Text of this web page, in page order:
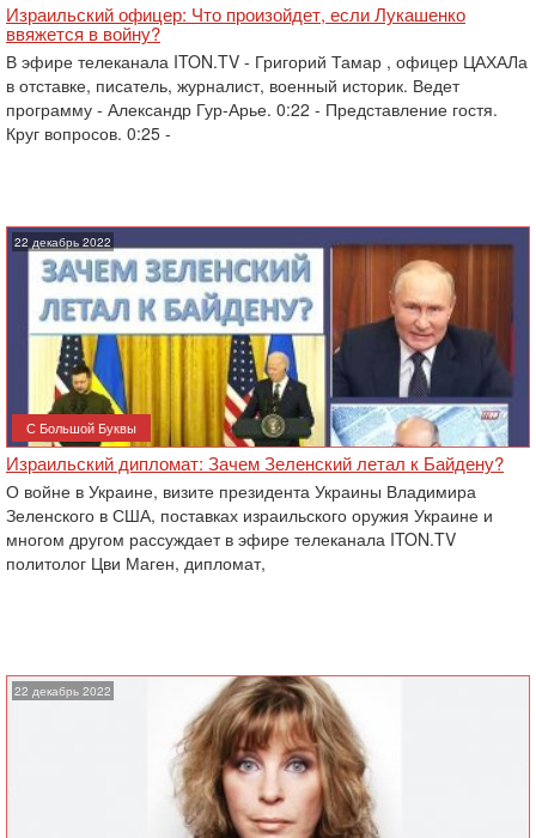
Израильский офицер: Что произойдет, если Лукашенко
ввяжется в войну?
В эфире телеканала ITON.TV - Григорий Тамар , офицер ЦАХАЛа
в отставке, писатель, журналист, военный историк. Ведет
программу - Александр Гур-Арье. 0:22 - Представление гостя.
Круг вопросов. 0:25 -
22 декабрь 2022
С Большой Буквы
Израильский дипломат: Зачем Зеленский летал к Байдену?
О войне в Украине, визите президента Украины Владимира
Зеленского в США, поставках израильского оружия Украине и
многом другом рассуждает в эфире телеканала ITON.TV
политолог Цви Маген, дипломат,
22 декабрь 2022